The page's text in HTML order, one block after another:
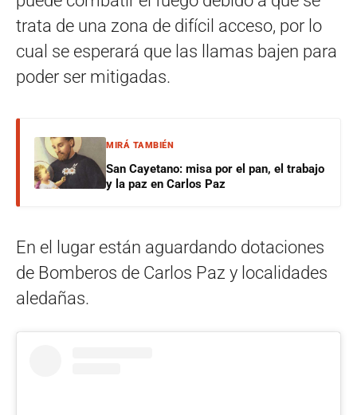
trata de una zona de difícil acceso, por lo
cual se esperará que las llamas bajen para
poder ser mitigadas.
MIRÁ TAMBIÉN
San Cayetano: misa por el pan, el trabajo
y la paz en Carlos Paz
En el lugar están aguardando dotaciones
de Bomberos de Carlos Paz y localidades
aledañas.